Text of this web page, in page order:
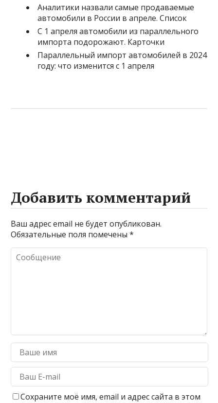
Аналитики назвали самые продаваемые
автомобили в России в апреле. Список
С 1 апреля автомобили из параллельного
импорта подорожают. Карточки
Параллельный импорт автомобилей в 2024
году: что изменится с 1 апреля
Добавить комментарий
Ваш адрес email не будет опубликован.
Обязательные поля помечены*
Сохраните моё имя, email и адрес сайта в этом